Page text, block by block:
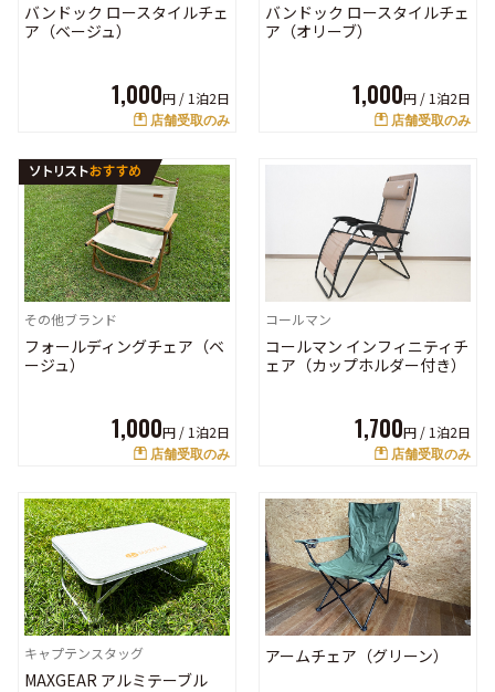
バンドック ロースタイルチェ
ア（ベージュ）
1,000円 / 1泊2日
店舗受取のみ
バンドック ロースタイルチェ
ア（オリーブ）
1,000円 / 1泊2日
店舗受取のみ
その他ブランド
フォールディングチェア（ベ
ージュ）
1,000円 / 1泊2日
店舗受取のみ
コールマン
コールマン インフィニティチ
ェア（カップホルダー付き）
1,700円 / 1泊2日
店舗受取のみ
キャプテンスタッグ
MAXGEAR アルミテーブル
アームチェア（グリーン）